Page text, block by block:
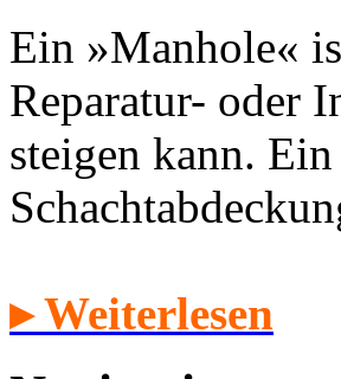
Ein »Manhole«
Reparatur- oder
steigen kann.
▸ Weiterlesen